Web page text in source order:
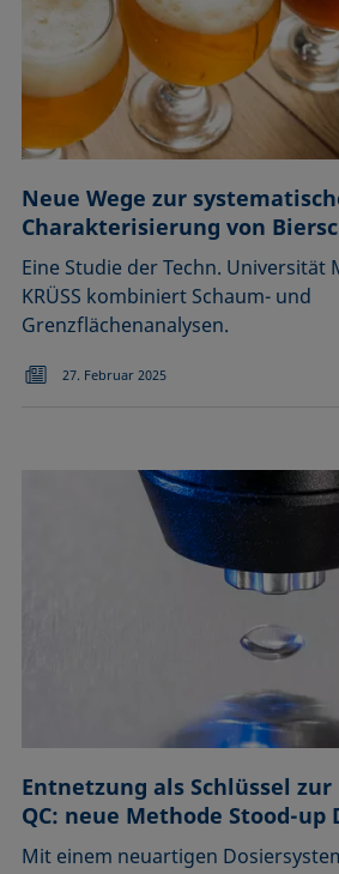
Neue Wege zur
Charakterisierung von
Eine Studie der Techn. Universität
KRÜSS kombiniert Schaum- und
Grenzflächenanalysen.
27. Februar 2025
Entnetzung als Schlüssel
QC: neue Methode Stood-up
Mit einem neuartigen